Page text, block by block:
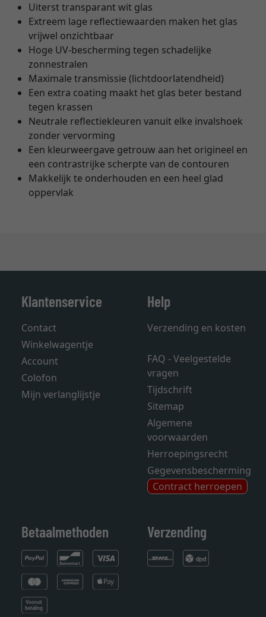
Uiterst transparant wit glas
Extreem lage reflectiewaarden maken het glas
vrijwel onzichtbaar
Hoge UV-bescherming tegen schadelijke
zonnestralen
Maximale transmissie (lichtdoorlatendheid)
Een extra coating maakt het glas beter bestand
tegen krassen
Neutrale reflectiekleuren vanuit elke invalshoek
zonder vervorming
Een kleurweergave getrouw aan het origineel en
een contrastrijke scherpte van de contouren
Makkelijk te onderhouden en een heel glad
oppervlak
Klantenservice
Contact
Winkelwagentje
Account
Colofon
Mijn verlanglijstje
Help
Verzending en kosten
FAQ - Veelgestelde
vragen
Tijdschrift
Sitemap
Algemene
voorwaarden
Herroepingsrecht
Gegevensbescherming
Contract herroepen
Betaalmethoden Verzending